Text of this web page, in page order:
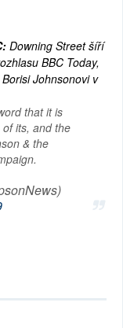
Downing Street šíří
BBC Today,
Johnsonovi v
that it is
its, and the
& the